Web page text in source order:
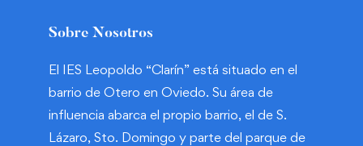
Sobre Nosotros
El IES Leopoldo “Clarín” está situado en el
barrio de Otero en Oviedo. Su área de
influencia abarca el propio barrio, el de S.
Lázaro, Sto. Domingo y parte del parque de